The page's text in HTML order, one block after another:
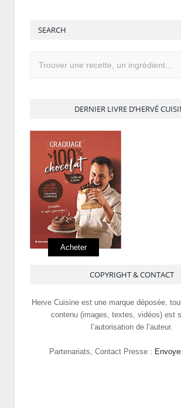
SEARCH
DERNIER LIVRE D’HERVÉ
Acheter
COPYRIGHT & CONTACT
Herve Cuisine est une marque déposée,
contenu (images, textes, vidéos) est
l’autorisation de l’auteur.
Partenariats, Contact Presse :